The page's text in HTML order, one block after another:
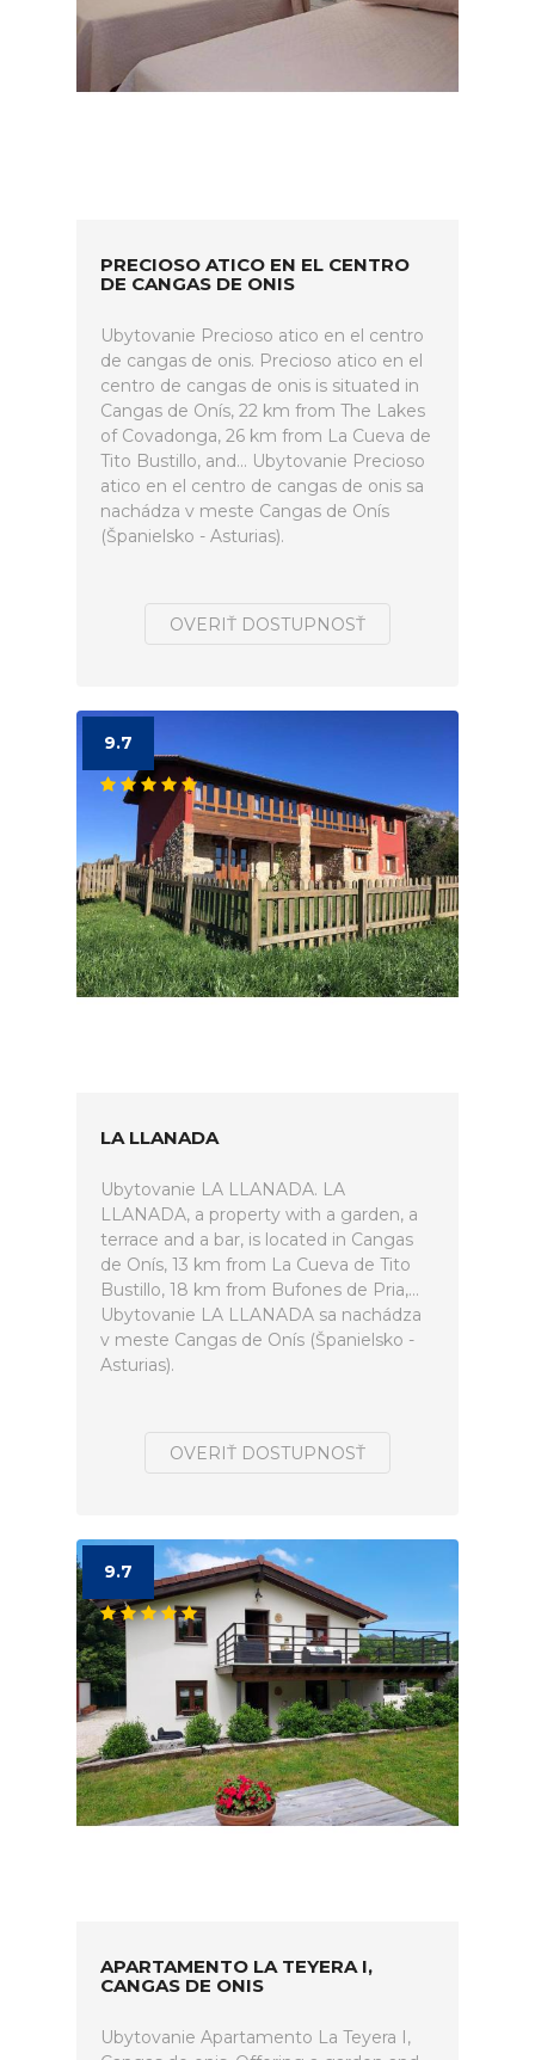
PRECIOSO ATICO EN EL CENTRO
DE CANGAS DE ONIS
Ubytovanie Precioso atico en el centro
de cangas de onis. Precioso atico en el
centro de cangas de onis is situated in
Cangas de Onís, 22 km from The Lakes
of Covadonga, 26 km from La Cueva de
Tito Bustillo, and... Ubytovanie Precioso
atico en el centro de cangas de onis sa
nachádza v meste Cangas de Onís
(Španielsko - Asturias).
OVERIŤ DOSTUPNOSŤ
9.7
LA LLANADA
Ubytovanie LA LLANADA. LA
LLANADA, a property with a garden, a
terrace and a bar, is located in Cangas
de Onís, 13 km from La Cueva de Tito
Bustillo, 18 km from Bufones de Pria,...
Ubytovanie LA LLANADA sa nachádza
v meste Cangas de Onís (Španielsko -
Asturias).
OVERIŤ DOSTUPNOSŤ
9.7
APARTAMENTO LA TEYERA I,
CANGAS DE ONIS
Ubytovanie Apartamento La Teyera I,